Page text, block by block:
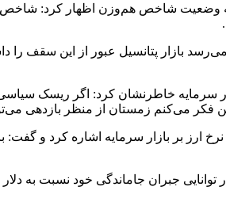
وضعیت شاخص هم‌وزن اظهار کرد: شاخص
بازار پتانسیل عبور از این سقف را
سرمایه خاطرنشان کرد: اگر ریسک
من فکر می‌کنم زمستان از منظر بازدهی
نرخ ارز بر بازار سرمایه اشاره کرد و
توانایی جبران جاماندگی خود نسبت به